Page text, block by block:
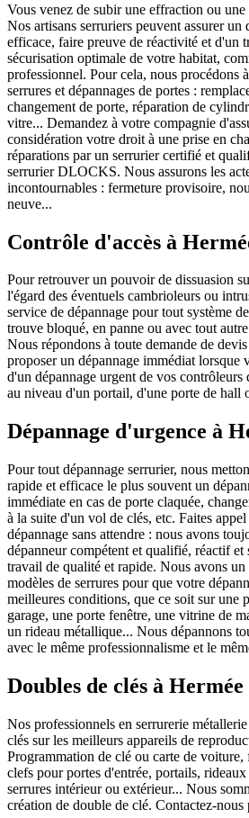
Vous venez de subir une effraction ou
Nos artisans serruriers peuvent assurer un
efficace, faire preuve de réactivité et d'un
sécurisation optimale de votre habitat,
professionnel. Pour cela, nous procédons
serrures et dépannages de portes :
changement de porte, réparation de
vitre... Demandez à votre compagnie
considération votre droit à une prise en
réparations par un serrurier certifié et
serrurier DLOCKS. Nous assurons les
incontournables : fermeture provisoire,
neuve...
Contrôle d'accès à
Pour retrouver un pouvoir de dissuasion
l'égard des éventuels cambrioleurs ou
service de dépannage pour tout système
trouve bloqué, en panne ou avec tout
Nous répondons à toute demande de
proposer un dépannage immédiat lorsque
d'un dépannage urgent de vos contrôleurs
au niveau d'un portail, d'une porte de hall
Dépannage d'urgence à
Pour tout dépannage serrurier, nous
rapide et efficace le plus souvent un
immédiate en cas de porte claquée,
à la suite d'un vol de clés, etc. Faites
dépannage sans attendre : nous avons
dépanneur compétent et qualifié, réactif et
travail de qualité et rapide. Nous avons
modèles de serrures pour que votre
meilleures conditions, que ce soit sur une
garage, une porte fenêtre, une vitrine de
un rideau métallique... Nous dépannons
avec le même professionnalisme et le
Doubles de clés à Hermée
Nos professionnels en serrurerie
clés sur les meilleurs appareils de
Programmation de clé ou carte de
clefs pour portes d'entrée, portails,
serrures intérieur ou extérieur... Nous
création de double de clé. Contactez-